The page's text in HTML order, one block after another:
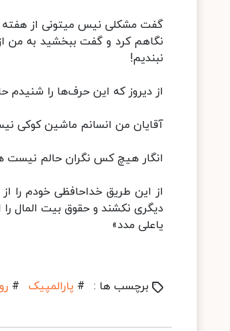
گفت مشکلی نیس میتونی از هفته
نگاهم کرد و گفت ببخشید به من
نبندیم!
از دیروز که این حرف‌ها را شنیدم
آقایان من انسانم ماشین کوکی
انگار هیچ کس نگران حالم نیست
از این طریق خداحافظی خودم را
دیگری نکشند و حقوق بیت المال
یاعلی مدد»
برچسب ها : # پارالمپیک #